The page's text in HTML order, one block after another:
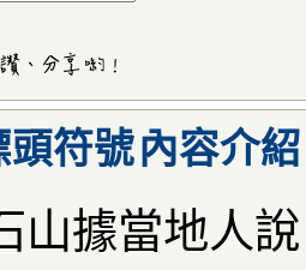
內容介紹
據當地人說